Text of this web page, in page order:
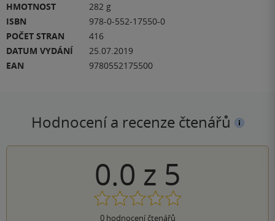
HMOTNOST
282 g
ISBN
978-0-552-17550-0
POČET STRAN
416
DATUM VYDÁNÍ
25.07.2019
EAN
9780552175500
Hodnocení a recenze čtenářů
0.0 z 5
0hodnocení čtenářů